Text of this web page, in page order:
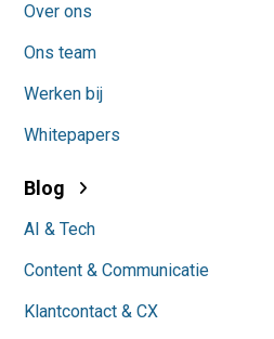
Over ons
Ons team
Werken bij
Whitepapers
Blog
AI & Tech
Content & Communicatie
Klantcontact & CX